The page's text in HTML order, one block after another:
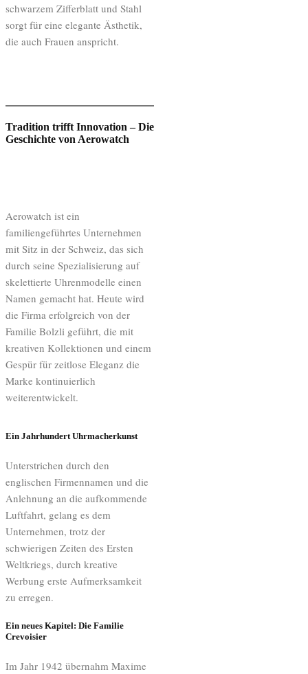
schwarzem Zifferblatt und Stahl
sorgt für eine elegante Ästhetik,
die auch Frauen anspricht.
Tradition trifft Innovation – Die
Geschichte von Aerowatch
Aerowatch ist ein
familiengeführtes Unternehmen
mit Sitz in der Schweiz, das sich
durch seine Spezialisierung auf
skelettierte Uhrenmodelle einen
Namen gemacht hat. Heute wird
die Firma erfolgreich von der
Familie Bolzli geführt, die mit
kreativen Kollektionen und einem
Gespür für zeitlose Eleganz die
Marke kontinuierlich
weiterentwickelt.
Ein Jahrhundert Uhrmacherkunst
Unterstrichen durch den
englischen Firmennamen und die
Anlehnung an die aufkommende
Luftfahrt, gelang es dem
Unternehmen, trotz der
schwierigen Zeiten des Ersten
Weltkriegs, durch kreative
Werbung erste Aufmerksamkeit
zu erregen.
Ein neues Kapitel: Die Familie
Crevoisier
Im Jahr 1942 übernahm Maxime